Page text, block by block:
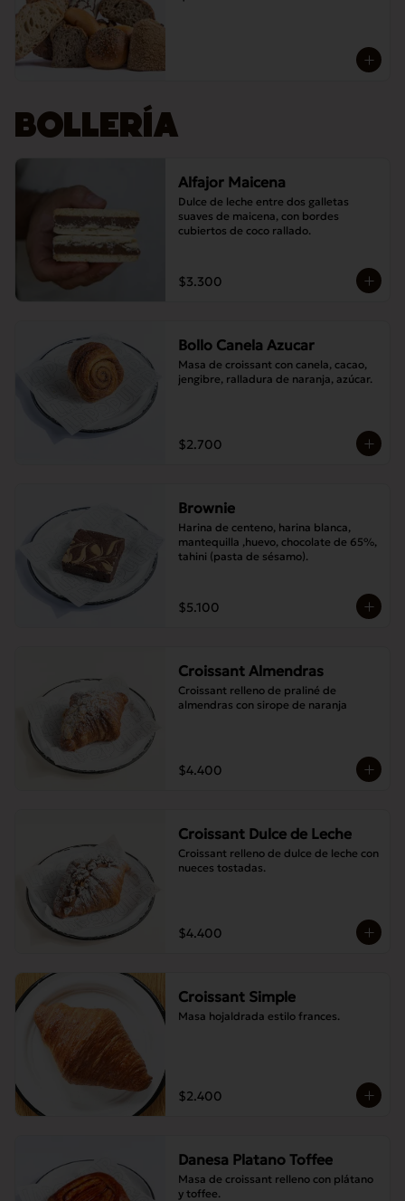
BOLLERÍA
Alfajor Maicena
Dulce de leche entre dos galletas
suaves de maicena, con bordes
cubiertos de coco rallado.
$3.300
Bollo Canela Azucar
Masa de croissant con canela, cacao,
jengibre, ralladura de naranja, azúcar.
$2.700
Brownie
Harina de centeno, harina blanca,
mantequilla ,huevo, chocolate de 65%,
tahini (pasta de sésamo).
$5.100
Croissant Almendras
Croissant relleno de praliné de
almendras con sirope de naranja
$4.400
Croissant Dulce de Leche
Croissant relleno de dulce de leche con
nueces tostadas.
$4.400
Croissant Simple
Masa hojaldrada estilo frances.
$2.400
Danesa Platano Toffee
Masa de croissant relleno con plátano
y toffee.